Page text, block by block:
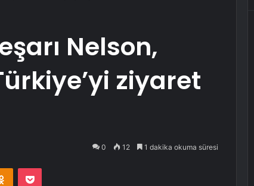
Nelson,
ziyaret
0 12 1 dakika okuma süresi
Odnoklassniki
Pocket